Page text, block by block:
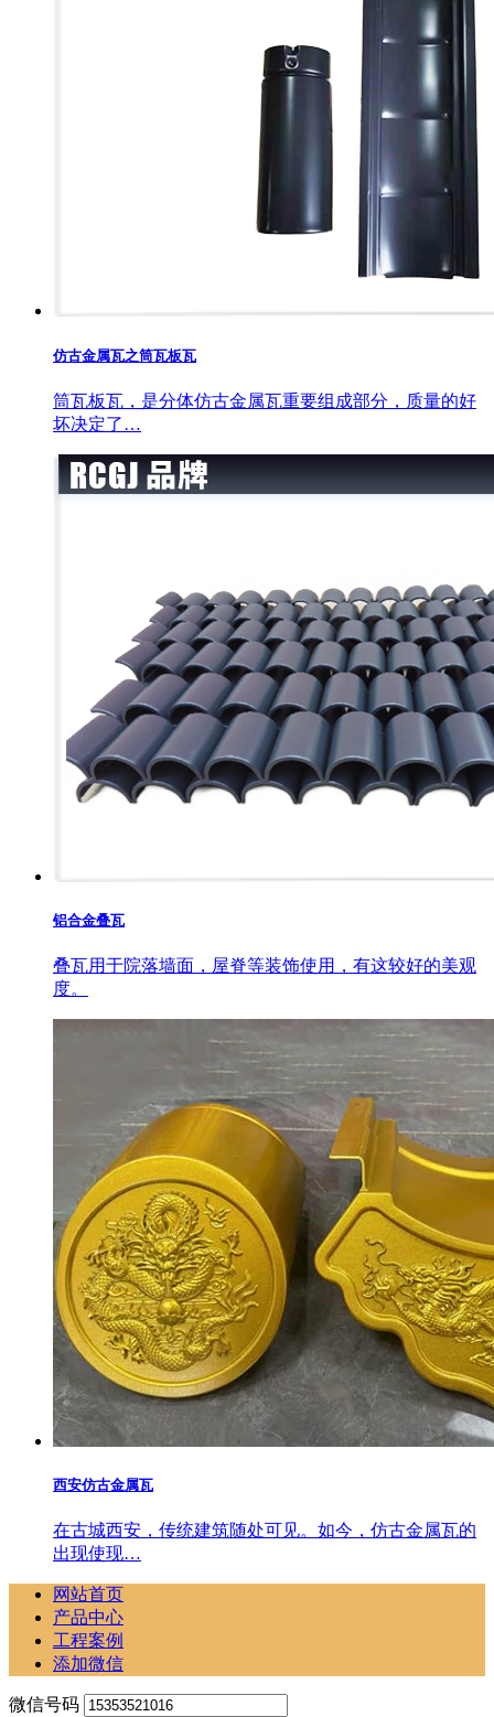
仿古金属瓦之筒瓦板瓦
筒瓦板瓦，是分体仿古金属瓦重要组成部分，质量的好
坏决定了…
铝合金叠瓦
叠瓦用于院落墙面，屋脊等装饰使用，有这较好的美观
度。
西安仿古金属瓦
在古城西安，传统建筑随处可见。如今，仿古金属瓦的
出现使现…
网站首页
产品中心
工程案例
添加微信
微信号码